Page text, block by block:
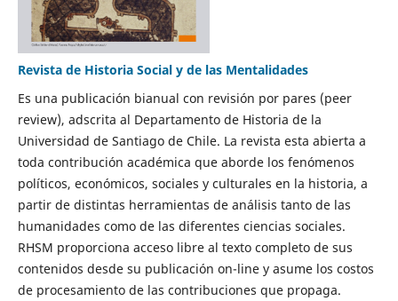
Revista de Historia Social y de las Mentalidades
Es una publicación bianual con revisión por pares (peer
review), adscrita al Departamento de Historia de la
Universidad de Santiago de Chile. La revista esta abierta a
toda contribución académica que aborde los fenómenos
políticos, económicos, sociales y culturales en la historia, a
partir de distintas herramientas de análisis tanto de las
humanidades como de las diferentes ciencias sociales.
RHSM proporciona acceso libre al texto completo de sus
contenidos desde su publicación on-line y asume los costos
de procesamiento de las contribuciones que propaga.